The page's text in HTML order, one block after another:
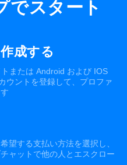
でスタート
成する
または Android および IOS
ウントを登録して、プロファ
望する支払い方法を選択し、
ャットで他の人とエスクロー